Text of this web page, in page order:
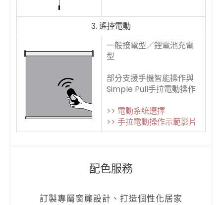
3. 遙控電動
一般接電型／鋰電池充電
型
部分支援手機智能操作與
Simple Pull手拉電動操作
>> 電動系統選擇
>> 手拉電動操作示範影片
配色服務
訂製專屬窗簾設計、打造個性化居家